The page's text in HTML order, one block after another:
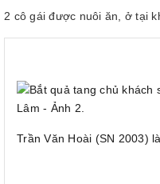
2 cô gái được nuôi ăn, ở tại
Trần Văn Hoài (SN 2003)